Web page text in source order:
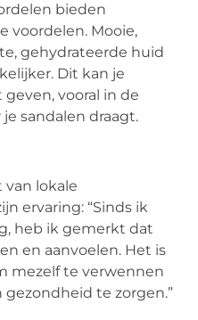
bieden
voordelen. Mooie,
gehydrateerde huid
Dit kan je
vooral in de
sandalen draagt.
van lokale
ervaring: “Sinds ik
heb ik gemerkt dat
en aanvoelen. Het is
mezelf te verwennen
te zorgen.”